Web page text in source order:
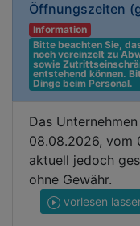
Öffnungszeiten
Information
Bitte beachten Sie,
noch vereinzelt zu
sowie
entstehend können.
Dinge beim Personal.
Das
08.08.2026, vom
aktuell jedoch
ohne Gewähr.
vorlesen